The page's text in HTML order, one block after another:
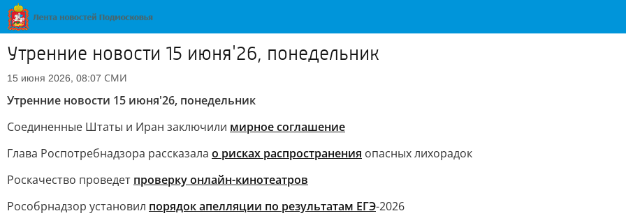
Утренние новости 15 июня'26, понедельник
15 июня 2026, 08:07 СМИ
Утренние новости 15 июня'26, понедельник
Соединенные Штаты и Иран заключили мирное соглашение
Глава Роспотребнадзора рассказала о рисках распространения опасных лихорадок
Роскачество проведет проверку онлайн-кинотеатров
Рособрнадзор установил порядок апелляции по результатам ЕГЭ-2026